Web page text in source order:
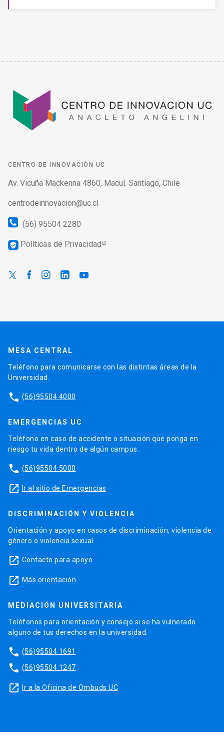
CENTRO DE INNOVACIÓN UC
Av. Vicuña Mackenna 4860, Macul. Santiago, Chile
centrodeinnovacion@uc.cl
(56) 95504 2280
verified_user Políticas de Privacidad
MESA CENTRAL
Teléfono para comunicarse con las distintas áreas de la
Universidad.
phone (56)95504 4000
EMERGENCIAS UC
Teléfono en caso de accidente o situación que ponga en
riesgo tu vida dentro de algún campus.
phone (56)95504 5000
launch Ir al sitio de Emergencias
DISCRIMINACIÓN Y VIOLENCIA
Orientación y apoyo en casos de discriminación, violencia de
género o violencia sexual.
launch Contacto para apoyo
launch Más orientación
MEDIACIÓN UNIVERSITARIA
Teléfonos para orientación y consejo si se ha vulnerado
alguno de tus derechos en la universidad.
phone (56)95504 1691
phone (56)95504 1247
launch Ir a la Oficina de Ombuds UC